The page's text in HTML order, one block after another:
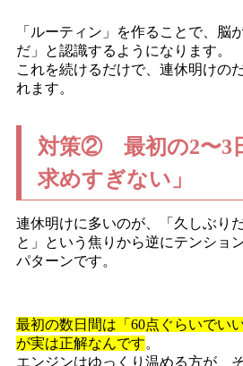
「ルーティン」を作ることで、脳
だ」と認識するようになります。
これを続けるだけで、連休明けの
れます。
対策② 最初の2〜3
求めすぎない」
連休明けに多いのが、「久しぶり
と」という焦りから逆にテンショ
パターンです。
最初の数日間は「60点ぐらいでい
が実は正解なんです。
エンジンはゆっくり温める方が、